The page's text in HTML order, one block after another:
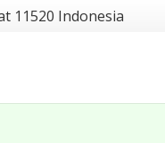
11520 Indonesia